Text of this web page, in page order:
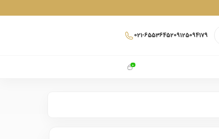
021-6553645209125094179
0